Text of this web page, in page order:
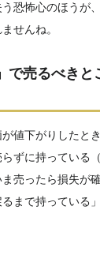
恐怖心のほうが
せんね。
で売るべきと
値下がりしたと
ずに持っている
売ったら損失が
まで持っている